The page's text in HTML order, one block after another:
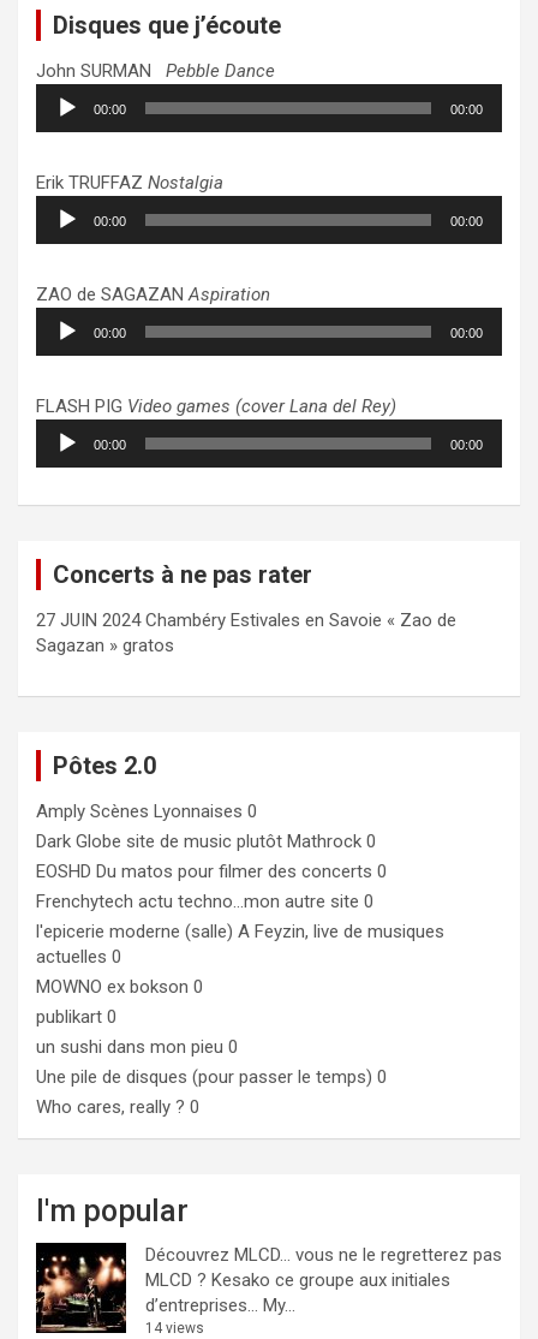
Disques que j’écoute
John SURMAN Pebble Dance
Lecteur
audio
00:00 00:00
Erik TRUFFAZ Nostalgia
Lecteur
audio
00:00 00:00
ZAO de SAGAZANAspiration
Lecteur
audio
00:00 00:00
FLASH PIG Video games (cover Lana del Rey)
Lecteur
audio
00:00 00:00
Concerts à ne pas rater
27 JUIN 2024 Chambéry Estivales en Savoie « Zao de
Sagazan » gratos
Pôtes 2.0
Amply Scènes Lyonnaises 0
Dark Globe site de music plutôt Mathrock 0
EOSHD Du matos pour filmer des concerts 0
Frenchytech actu techno…mon autre site 0
l'epicerie moderne (salle) A Feyzin, live de musiques
actuelles 0
MOWNO ex bokson 0
publikart 0
un sushi dans mon pieu 0
Une pile de disques (pour passer le temps) 0
Who cares, really ? 0
I'm popular
Découvrez MLCD… vous ne le regretterez pas
MLCD ? Kesako ce groupe aux initiales
d’entreprises… My...
14 views